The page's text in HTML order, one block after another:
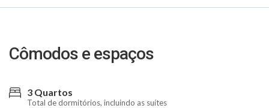
Cômodos e espaços
3 Quartos
Total de dormitórios, incluindo as suítes